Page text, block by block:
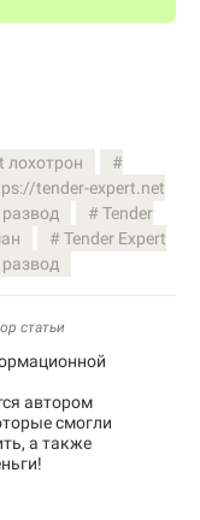
лохотрон
tender-expert.net
Tender
Tender Expert
статьи
автором
смогли
а также